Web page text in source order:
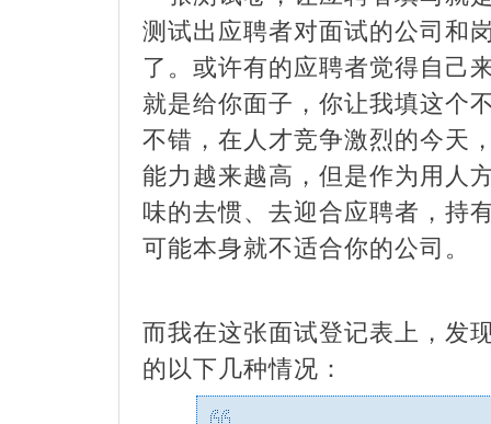
测试出应聘者对面试的公司和
了。或许有的应聘者觉得自己
就是给你面子，你让我填这个
不错，在人才竞争激烈的今天
能力越来越高，但是作为用人
味的去惯、去迎合应聘者，持
可能本身就不适合你的公司。
而我在这张面试登记表上，发
的以下几种情况：